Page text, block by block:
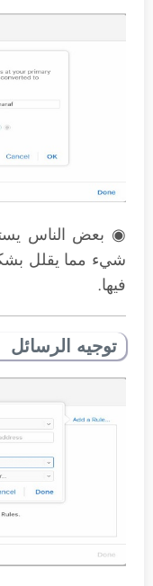
◉ بعض الناس
شيء مما يقلل
فيها.
توجيه الرسائل